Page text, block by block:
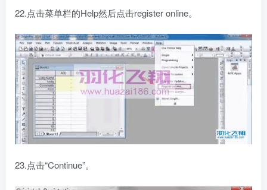
22.点击菜单栏的Help然后点击register online。
23.点击“Continue”。